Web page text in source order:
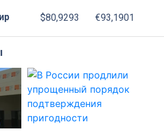
$80,9293 €93,1901